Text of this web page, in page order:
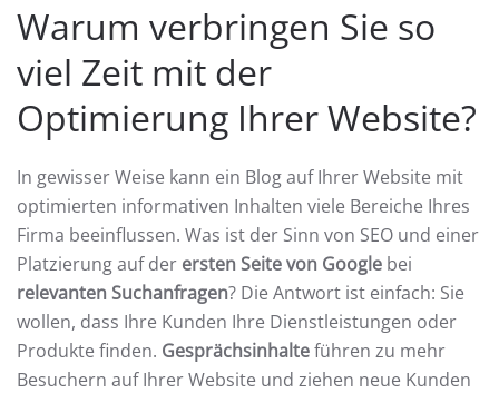
Warum verbringen Sie so
viel Zeit mit der
Optimierung Ihrer Website?
In gewisser Weise kann ein Blog auf Ihrer Website mit
optimierten informativen Inhalten viele Bereiche Ihres
Firma beeinflussen. Was ist der Sinn von SEO und einer
Platzierung auf der ersten Seite von Google bei
relevanten Suchanfragen? Die Antwort ist einfach: Sie
wollen, dass Ihre Kunden Ihre Dienstleistungen oder
Produkte finden. Gesprächsinhalteführen zu mehr
Besuchern auf Ihrer Website und ziehen neue Kunden